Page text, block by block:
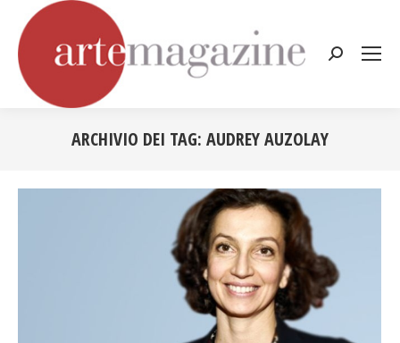
Cerca:
ARCHIVIO DEI TAG: AUDREY AUZOLAY